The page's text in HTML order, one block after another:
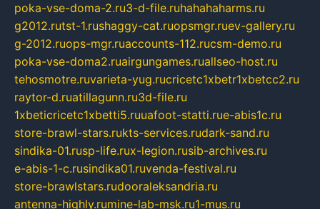
poka-vse-doma-2.ru3-d-file.ruhahahaharms.ru
g2012.rutst-1.rushaggy-cat.ruopsmgr.ruev-gallery.ru
g-2012.ruops-mgr.ruaccounts-112.rucsm-demo.ru
poka-vse-doma2.ruairgungames.ruallseo-host.ru
tehosmotre.ruvarieta-yug.rucricetc1xbetr1xbetcc2.ru
raytor-d.ruatillagunn.ru3d-file.ru
1xbeticricetc1xbetti5.ruuafoot-statti.rue-abis1c.ru
store-brawl-stars.rukts-services.rudark-sand.ru
sindika-01.rusp-life.rux-legion.rusib-archives.ru
e-abis-1-c.rusindika01.ruvenda-festival.ru
store-brawlstars.rudooraleksandria.ru
antenna-highly.rumine-lab-msk.ru1-mus.ru